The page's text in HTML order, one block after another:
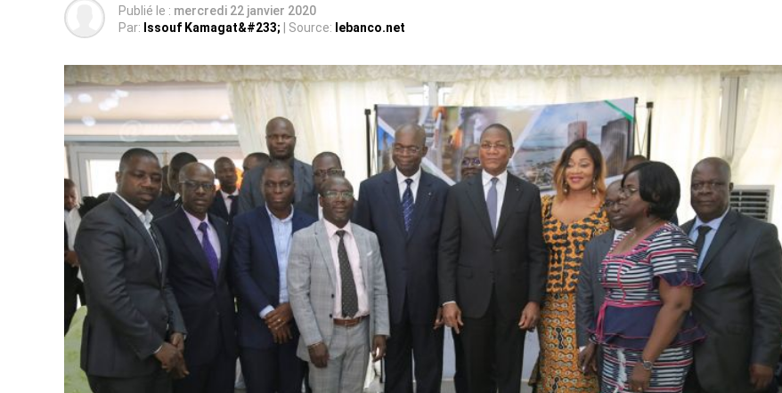
Publié le : mercredi 22 janvier 2020
Par: Issouf Kamagat&#233; | Source: lebanco.net